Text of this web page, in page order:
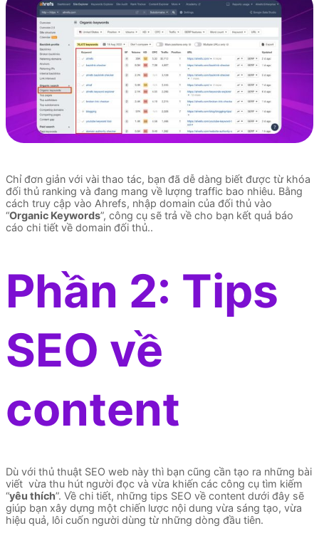
Chỉ đơn giản với vài thao tác, bạn đã dễ dàng biết được từ khóa
đối thủ ranking và đang mang về lượng traffic bao nhiêu. Bằng
cách truy cập vào Ahrefs, nhập domain của đối thủ vào
“Organic Keywords”, công cụ sẽ trả về cho bạn kết quả báo
cáo chi tiết về domain đối thủ..
Phần 2: Tips
SEO về
content
Dù với thủ thuật SEO web này thì bạn cũng cần tạo ra những bài
viết vừa thu hút người đọc và vừa khiến các công cụ tìm kiếm
“yêu thích”. Về chi tiết, những tips SEO về content dưới đây sẽ
giúp bạn xây dựng một chiến lược nội dung vừa sáng tạo, vừa
hiệu quả, lôi cuốn người dùng từ những dòng đầu tiên.